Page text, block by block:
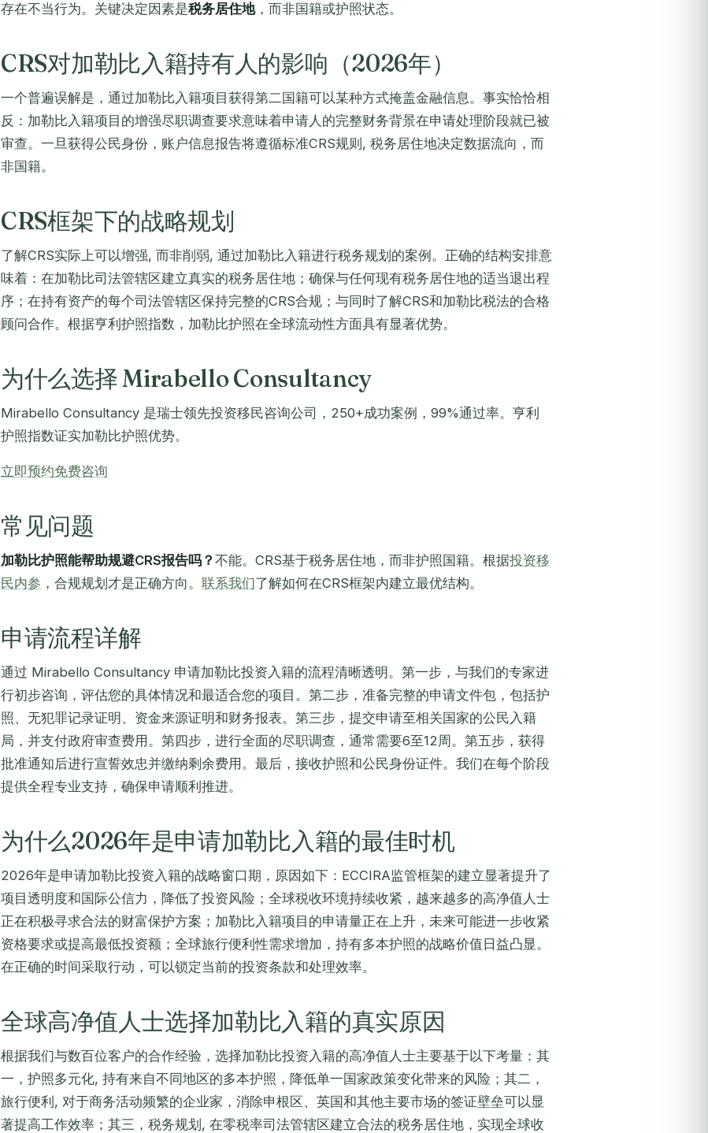
存在不当行为。关键决定因素是税务居住地，而非国籍或护照状态。
CRS对加勒比入籍持有人的影响（2026年）
一个普遍误解是，通过加勒比入籍项目获得第二国籍可以某种方式掩盖金融信息。事实恰恰相
反：加勒比入籍项目的增强尽职调查要求意味着申请人的完整财务背景在申请处理阶段就已被
审查。一旦获得公民身份，账户信息报告将遵循标准CRS规则, 税务居住地决定数据流向，而
非国籍。
CRS框架下的战略规划
了解CRS实际上可以增强, 而非削弱, 通过加勒比入籍进行税务规划的案例。正确的结构安排意
味着：在加勒比司法管辖区建立真实的税务居住地；确保与任何现有税务居住地的适当退出程
序；在持有资产的每个司法管辖区保持完整的CRS合规；与同时了解CRS和加勒比税法的合格
顾问合作。根据亨利护照指数，加勒比护照在全球流动性方面具有显著优势。
为什么选择 Mirabello Consultancy
Mirabello Consultancy 是瑞士领先投资移民咨询公司，250+成功案例，99%通过率。亨利
护照指数证实加勒比护照优势。
立即预约免费咨询
常见问题
加勒比护照能帮助规避CRS报告吗？ 不能。CRS基于税务居住地，而非护照国籍。根据投资移
民内参 ，合规规划才是正确方向。 联系我们了解如何在CRS框架内建立最优结构。
申请流程详解
通过 Mirabello Consultancy 申请加勒比投资入籍的流程清晰透明。第一步，与我们的专家进
行初步咨询，评估您的具体情况和最适合您的项目。第二步，准备完整的申请文件包，包括护
照、无犯罪记录证明、资金来源证明和财务报表。第三步，提交申请至相关国家的公民入籍
局，并支付政府审查费用。第四步，进行全面的尽职调查，通常需要6至12周。第五步，获得
批准通知后进行宣誓效忠并缴纳剩余费用。最后，接收护照和公民身份证件。我们在每个阶段
提供全程专业支持，确保申请顺利推进。
为什么2026年是申请加勒比入籍的最佳时机
2026年是申请加勒比投资入籍的战略窗口期，原因如下：ECCIRA监管框架的建立显著提升了
项目透明度和国际公信力，降低了投资风险；全球税收环境持续收紧，越来越多的高净值人士
正在积极寻求合法的财富保护方案；加勒比入籍项目的申请量正在上升，未来可能进一步收紧
资格要求或提高最低投资额；全球旅行便利性需求增加，持有多本护照的战略价值日益凸显。
在正确的时间采取行动，可以锁定当前的投资条款和处理效率。
全球高净值人士选择加勒比入籍的真实原因
根据我们与数百位客户的合作经验，选择加勒比投资入籍的高净值人士主要基于以下考量：其
一，护照多元化, 持有来自不同地区的多本护照，降低单一国家政策变化带来的风险；其二，
旅行便利, 对于商务活动频繁的企业家，消除申根区、英国和其他主要市场的签证壁垒可以显
著提高工作效率；其三，税务规划, 在零税率司法管辖区建立合法的税务居住地，实现全球收